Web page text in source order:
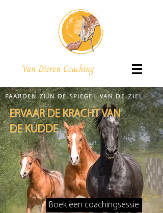
Van Dieren Coaching
PAARDEN ZIJN DE SPIEGEL VAN DE ZIEL
ERVAAR DE KRACHT VAN
DE KUDDE
Boek een coachingsessie